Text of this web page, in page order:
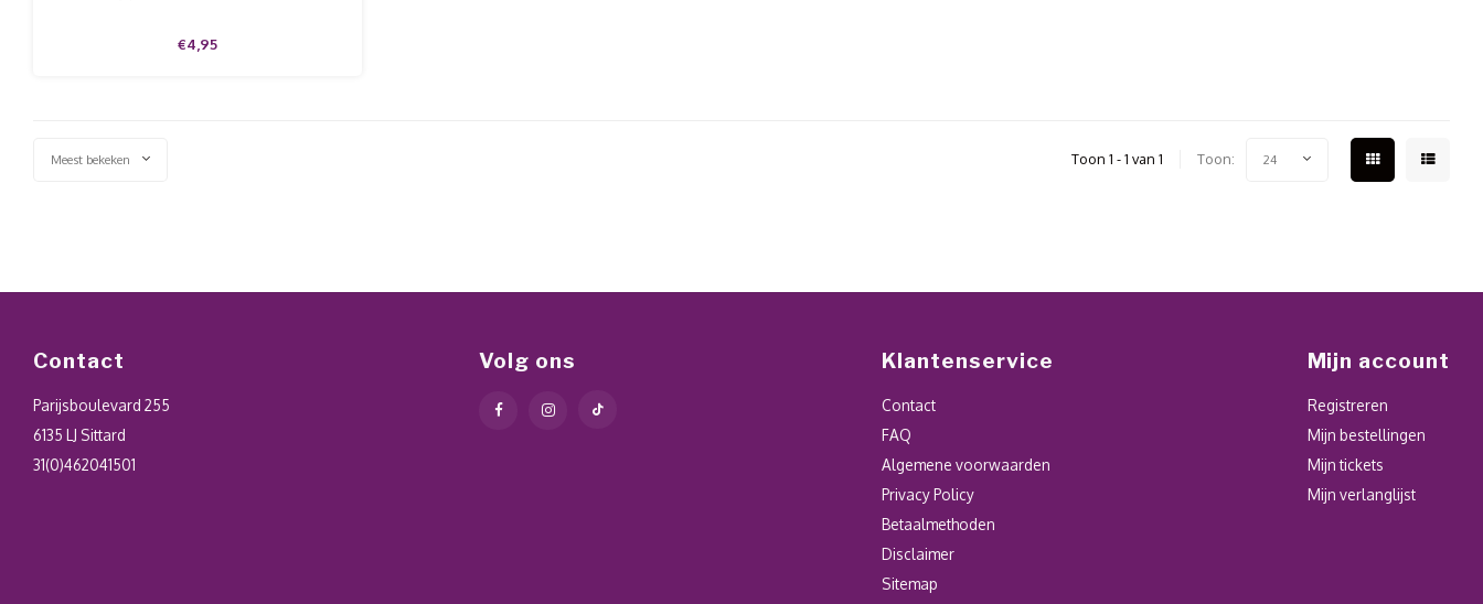
€4,95
Meest bekeken Toon 1 - 1 van 1 Toon: 24
Contact
Parijsboulevard 255
6135 LJ Sittard
31(0)462041501
Volg ons Klantenservice
Contact
FAQ
Algemene voorwaarden
Privacy Policy
Betaalmethoden
Disclaimer
Sitemap
Mijn account
Registreren
Mijn bestellingen
Mijn tickets
Mijn verlanglijst